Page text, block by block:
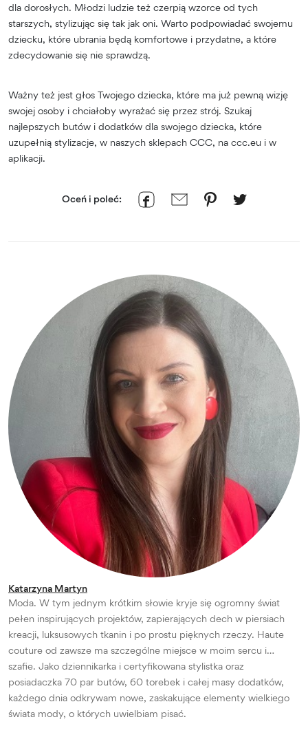
dla dorosłych. Młodzi ludzie też czerpią wzorce od tych
starszych, stylizując się tak jak oni. Warto podpowiadać swojemu
dziecku, które ubrania będą komfortowe i przydatne, a które
zdecydowanie się nie sprawdzą.
Ważny też jest głos Twojego dziecka, które ma już pewną wizję
swojej osoby i chciałoby wyrażać się przez strój. Szukaj
najlepszych butów i dodatków dla swojego dziecka, które
uzupełnią stylizacje, w naszych sklepach CCC, na ccc.eu i w
aplikacji.
Oceń i poleć:
Katarzyna Martyn
Moda. W tym jednym krótkim słowie kryje się ogromny świat
pełen inspirujących projektów, zapierających dech w piersiach
kreacji, luksusowych tkanin i po prostu pięknych rzeczy. Haute
couture od zawsze ma szczególne miejsce w moim sercu i…
szafie. Jako dziennikarka i certyfikowana stylistka oraz
posiadaczka 70 par butów, 60 torebek i całej masy dodatków,
każdego dnia odkrywam nowe, zaskakujące elementy wielkiego
świata mody, o których uwielbiam pisać.